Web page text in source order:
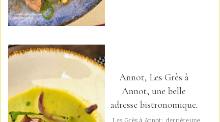
Annot, Les Grès à
Annot, une belle
adresse bistronomique.
Les Grès à Annot : derrière une